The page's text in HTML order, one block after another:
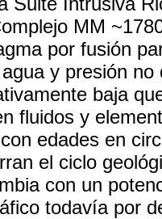
MM
por fusión
y presión
baja
fluidos y
edades en
el ciclo
con un
todavía por